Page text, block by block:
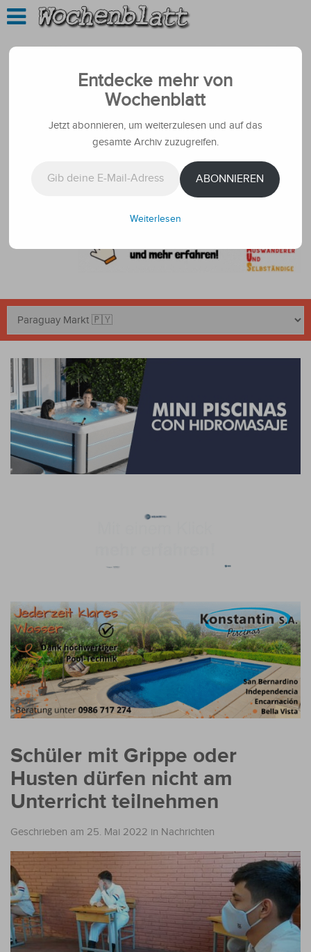
Schüler mit Grippe oder
Husten dürfen nicht am
Unterricht teilnehmen
Geschrieben am 25. Mai 2022 in Nachrichten
Entdecke mehr von
Wochenblatt
Jetzt abonnieren, um weiterzulesen und auf das
gesamte Archiv zuzugreifen.
ABONNIEREN
Weiterlesen